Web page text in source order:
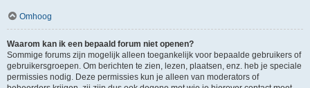
Omhoog
Waarom kan ik een bepaald forum niet openen?
Sommige forums zijn mogelijk alleen toegankelijk voor bepaalde gebruikers of
gebruikersgroepen. Om berichten te zien, lezen, plaatsen, enz. heb je speciale
permissies nodig. Deze permissies kun je alleen van moderators of